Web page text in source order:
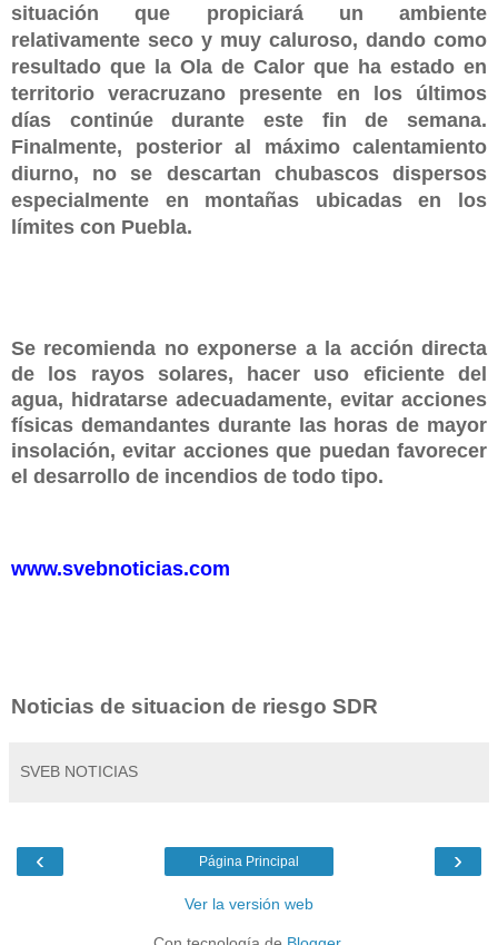
situación que propiciará un ambiente
relativamente seco y muy caluroso, dando como
resultado que la Ola de Calor que ha estado en
territorio veracruzano presente en los últimos
días continúe durante este fin de semana.
Finalmente, posterior al máximo calentamiento
diurno, no se descartan chubascos dispersos
especialmente en montañas ubicadas en los
límites con Puebla.
Se recomienda no exponerse a la acción directa
de los rayos solares, hacer uso eficiente del
agua, hidratarse adecuadamente, evitar acciones
físicas demandantes durante las horas de mayor
insolación, evitar acciones que puedan favorecer
el desarrollo de incendios de todo tipo.
www.svebnoticias.com
Noticias de situacion de riesgo SDR
SVEB NOTICIAS
‹ ›
Página Principal
Ver la versión web